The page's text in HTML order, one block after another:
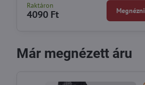
Raktáron
4090 Ft Megnézni
Már megnézett áru